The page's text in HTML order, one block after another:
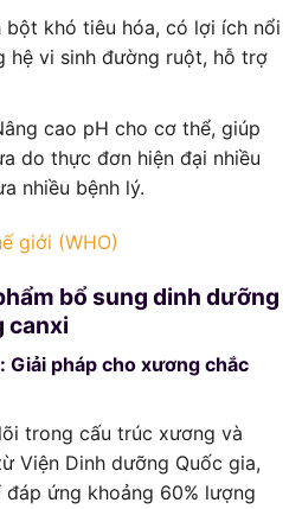
bột khó tiêu hóa, có lợi ích nổi
hệ vi sinh đường ruột, hỗ trợ
cao pH cho cơ thể, giúp
do thực đơn hiện đại nhiều
nhiều bệnh lý.
giới (WHO)
bổ sung dinh dưỡng
canxi
Giải pháp cho xương chắc
trong cấu trúc xương và
Viện Dinh dưỡng Quốc gia,
ứng khoảng 60% lượng